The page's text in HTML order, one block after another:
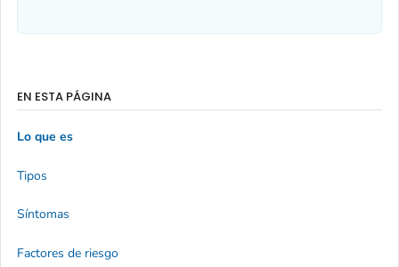
EN ESTA PÁGINA
Lo que es
Tipos
Síntomas
Factores de riesgo